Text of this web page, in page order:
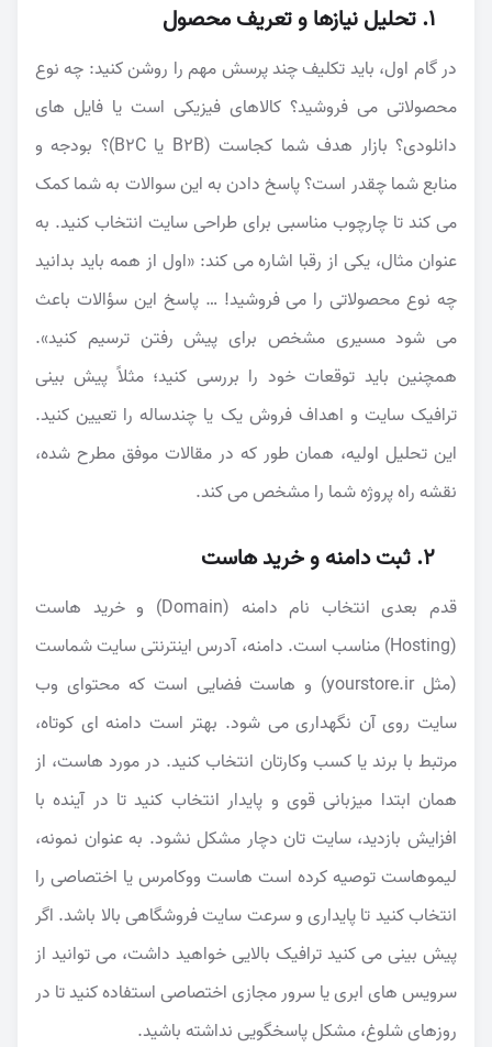
۱. تحلیل نیازها و تعریف محصول
در گام اول، باید تکلیف چند پرسش مهم را روشن کنید: چه نوع
محصولاتی می فروشید؟ کالاهای فیزیکی است یا فایل های
دانلودی؟ بازار هدف شما کجاست (B2B یا B2C)؟ بودجه و
منابع شما چقدر است؟ پاسخ دادن به این سوالات به شما کمک
می کند تا چارچوب مناسبی برای طراحی سایت انتخاب کنید. به
عنوان مثال، یکی از رقبا اشاره می کند: «اول از همه باید بدانید
چه نوع محصولاتی را می فروشید! … پاسخ این سؤالات باعث
می شود مسیری مشخص برای پیش رفتن ترسیم کنید».
همچنین باید توقعات خود را بررسی کنید؛ مثلاً پیش بینی
ترافیک سایت و اهداف فروش یک یا چندساله را تعیین کنید.
این تحلیل اولیه، همان طور که در مقالات موفق مطرح شده،
نقشه راه پروژه شما را مشخص می کند.
۲. ثبت دامنه و خرید هاست
قدم بعدی انتخاب نام دامنه (Domain) و خرید هاست
(Hosting) مناسب است. دامنه، آدرس اینترنتی سایت شماست
(مثل yourstore.ir) و هاست فضایی است که محتوای وب
سایت روی آن نگهداری می شود. بهتر است دامنه ای کوتاه،
مرتبط با برند یا کسب وکارتان انتخاب کنید. در مورد هاست، از
همان ابتدا میزبانی قوی و پایدار انتخاب کنید تا در آینده با
افزایش بازدید، سایت تان دچار مشکل نشود. به عنوان نمونه،
لیموهاست توصیه کرده است هاست ووکامرس یا اختصاصی را
انتخاب کنید تا پایداری و سرعت سایت فروشگاهی بالا باشد. اگر
پیش بینی می کنید ترافیک بالایی خواهید داشت، می توانید از
سرویس های ابری یا سرور مجازی اختصاصی استفاده کنید تا در
روزهای شلوغ، مشکل پاسخگویی نداشته باشید.